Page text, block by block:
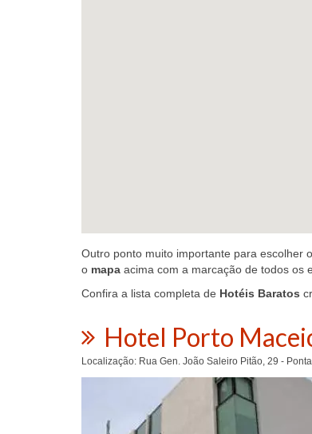
Outro ponto muito importante para escolher
o mapa acima com a marcação de todos os
Confira a lista completa de Hotéis Baratos
Hotel Porto
Localização: Rua Gen. João Saleiro Pitão, 29 -